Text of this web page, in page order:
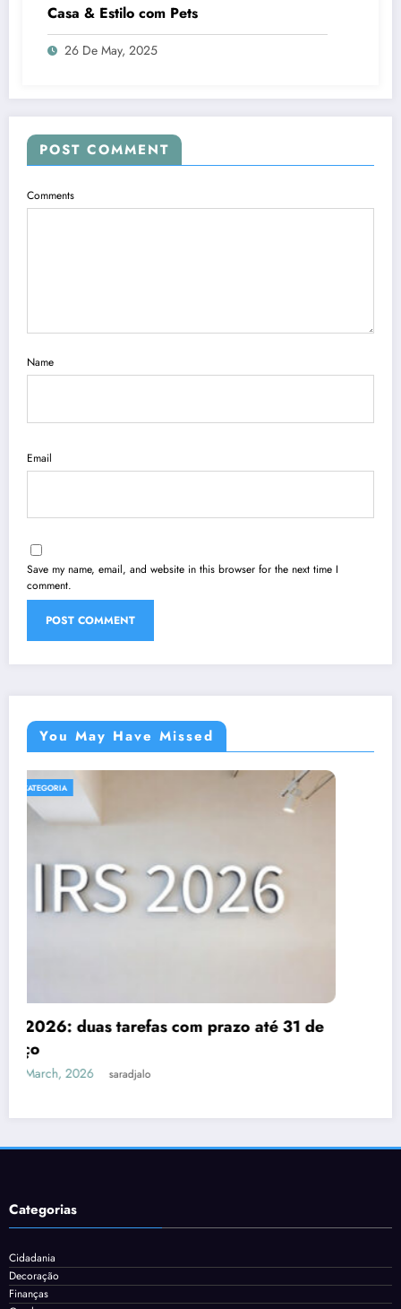
Casa & Estilo com Pets
26 De May, 2025
POST COMMENT
Comments
Name
Email
Save my name, email, and website in this browser for the next time I
comment.
You May Have Missed
Despesas dedutíveis em IRS: tudo o que
3 de March, 2026
Categorias
Cidadania
Decoração
Finanças